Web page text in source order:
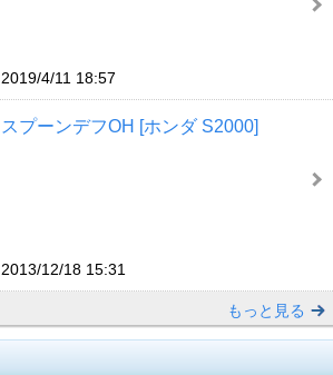
2019/4/11 18:57
スプーンデフOH [ホンダ S2000]
2013/12/18 15:31
もっと見る